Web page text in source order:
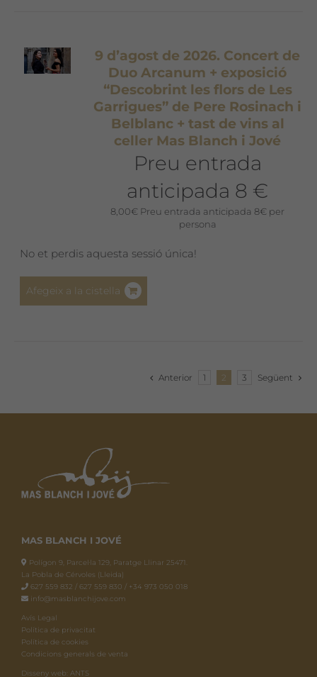
9 d’agost de 2026. Concert de
Duo Arcanum + exposició
“Descobrint les flors de Les
Garrigues” de Pere Rosinach i
Belblanc + tast de vins al
celler Mas Blanch i Jové
Preu entrada
anticipada 8 €
8,00€ Preu entrada anticipada 8€ per
persona
No et perdis aquesta sessió única!
Afegeix a la cistella
Anterior 1 2 3 Següent
MAS BLANCH I JOVÉ
Polígon 9, Parcel·la 129, Paratge Llinar 25471.
La Pobla de Cérvoles (Lleida)
627 559 832 / 627 559 830 / +34 973 050 018
info@masblanchijove.com
Avís Legal
Política de privacitat
Política de cookies
Condicions generals de venta
Disseny web: ANTS